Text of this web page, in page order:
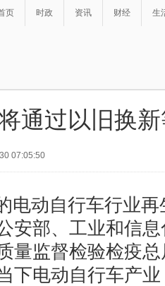
页 时政 资讯 财经 生
通过以旧换
07:05:50
电动自行车行业再
安部、工业和信
量监督检验检疫
下电动自行车产